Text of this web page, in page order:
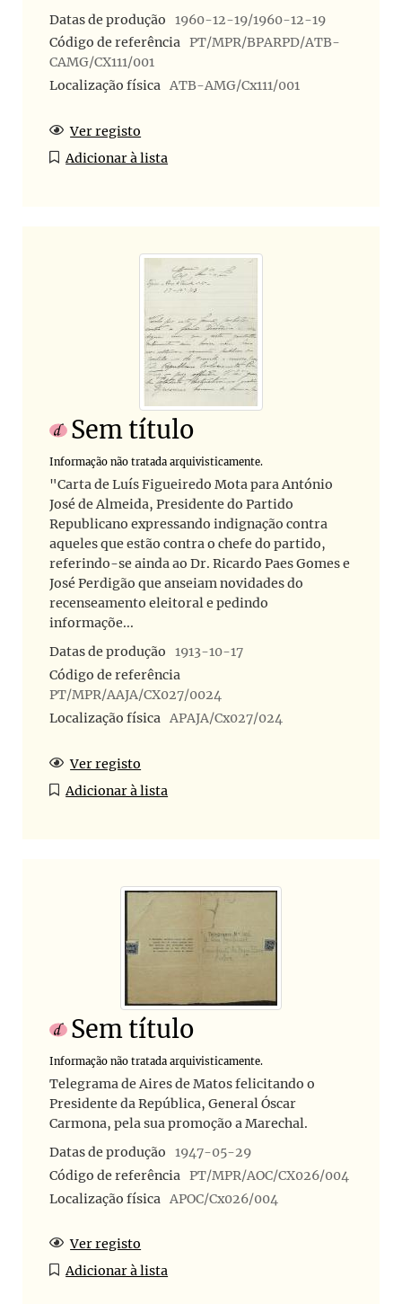
Datas de produção
1960-12-19/1960-12-19
Código de referência PT/MPR/BPARPD/ATB-
CAMG/CX111/001
Localização física ATB-AMG/Cx111/001
Ver registo
Adicionar à lista
Sem título
Informação não tratada arquivisticamente.
"Carta de Luís Figueiredo Mota para António
José de Almeida, Presidente do Partido
Republicano expressando indignação contra
aqueles que estão contra o chefe do partido,
referindo-se ainda ao Dr. Ricardo Paes Gomes e
José Perdigão que anseiam novidades do
recenseamento eleitoral e pedindo
informaçõe...
Datas de produção
1913-10-17
Código de referência
PT/MPR/AAJA/CX027/0024
Localização física APAJA/Cx027/024
Ver registo
Adicionar à lista
Sem título
Informação não tratada arquivisticamente.
Telegrama de Aires de Matos felicitando o
Presidente da República, General Óscar
Carmona, pela sua promoção a Marechal.
Datas de produção
1947-05-29
Código de referência PT/MPR/AOC/CX026/004
Localização física APOC/Cx026/004
Ver registo
Adicionar à lista